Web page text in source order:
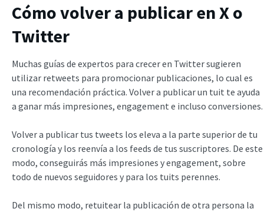
Cómo volver a publicar en X o
Twitter
Muchas guías de expertos para crecer en Twitter sugieren
utilizar retweets para promocionar publicaciones, lo cual es
una recomendación práctica. Volver a publicar un tuit te ayuda
a ganar más impresiones, engagement e incluso conversiones.
Volver a publicar tus tweets los eleva a la parte superior de tu
cronología y los reenvía a los feeds de tus suscriptores. De este
modo, conseguirás más impresiones y engagement, sobre
todo de nuevos seguidores y para los tuits perennes.
Del mismo modo, retuitear la publicación de otra persona la